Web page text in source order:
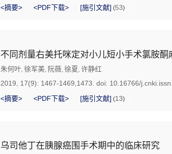
<摘要>
<PDF下载> [施引文献] (53)
不同剂量右美托咪定对小儿短小手术氯胺酮
朱何叶, 徐军美, 阮薇, 徐夏 , 许静红
2019, 17(9): 1467-1469,1473. doi: 10.16766/
<摘要>
<PDF下载> [施引文献] (13)
乌司他丁在胰腺癌围手术期中的临床研究